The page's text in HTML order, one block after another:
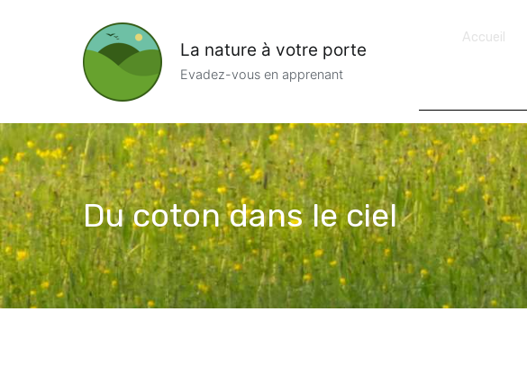
La nature à votre porte
Evadez-vous en apprenant
Accueil
Du coton dans le ciel